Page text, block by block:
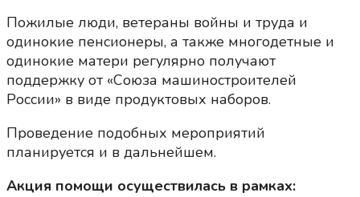
Пожилые люди, ветераны войны и труда и
одинокие пенсионеры, а также многодетные и
одинокие матери регулярно получают
поддержку от «Союза машиностроителей
России» в виде продуктовых наборов.
Проведение подобных мероприятий
планируется и в дальнейшем.
Акция помощи осуществилась в рамках: